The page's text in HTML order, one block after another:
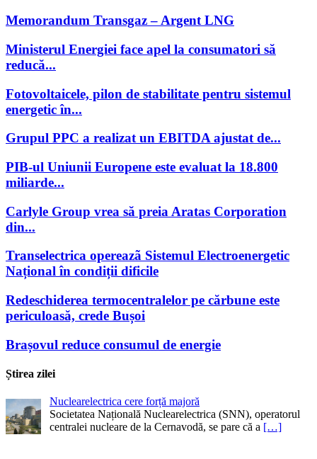
Memorandum Transgaz – Argent LNG
Ministerul Energiei face apel la consumatori să
reducă...
Fotovoltaicele, pilon de stabilitate pentru sistemul
energetic în...
Grupul PPC a realizat un EBITDA ajustat de...
PIB-ul Uniunii Europene este evaluat la 18.800
miliarde...
Carlyle Group vrea să preia Aratas Corporation
din...
Transelectrica opereazã Sistemul Electroenergetic
Național în condiții dificile
Redeschiderea termocentralelor pe cărbune este
periculoasă, crede Bușoi
Brașovul reduce consumul de energie
Știrea zilei
Nuclearelectrica cere forță majoră
Societatea Națională Nuclearelectrica (SNN), operatorul
centralei nucleare de la Cernavodă, se pare că a […]